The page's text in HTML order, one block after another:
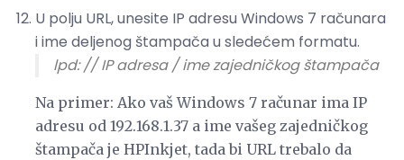
U polju URL, unesite IP adresu Windows 7 računara
i ime deljenog štampača u sledećem formatu.
lpd: // IP adresa / ime zajedničkog štampača
Na primer: Ako vaš Windows 7 računar ima IP
adresu od 192.168.1.37 a ime vašeg zajedničkog
štampača je HPInkjet, tada bi URL trebalo da